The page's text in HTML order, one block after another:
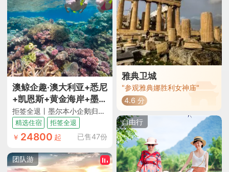
到的诸多问题。住宿真
好，除了四星酒店，还
有两夜正儿八经五星级
酒店。车也舒适，司机
友善尽责。总之，此行
是值得的！"
澳鲸企趣·澳大利亚+悉尼
+凯恩斯+黄金海岸+墨尔
本10日跟团游
拒签全退丨墨尔本小企鹅归巢+悉尼出海观鲸/游船晚餐+凯恩斯大堡礁+天堂农庄抱考拉合照+歌剧院入内及中文讲解+蓝山公园国家公园+热带雨林水陆战车+黄金海岸直升机+打卡大洋路十二使徒岩丨精选酒店+升级2晚五钻+赠WiFi+旅游险
精选住宿 拒签全退
￥ 24800 起 已售47份
团队游
雅典卫城
"参观雅典娜胜利女神庙"
4.6 分
自由行